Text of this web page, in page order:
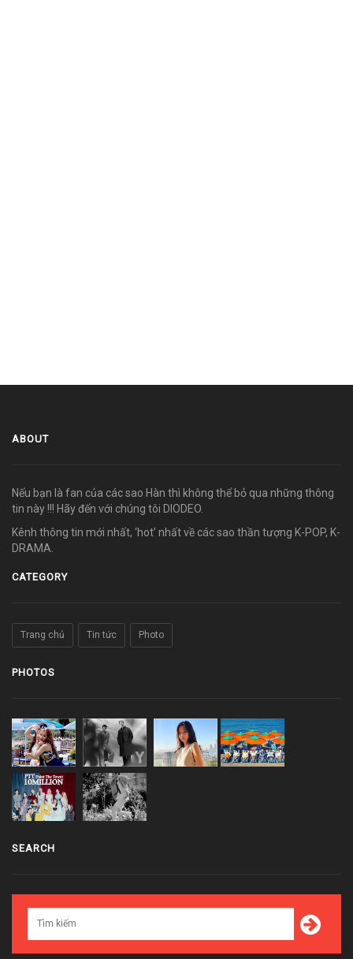
ABOUT
Nếu bạn là fan của các sao Hàn thì không thể bỏ qua những thông
tin này !!! Hãy đến với chúng tôi DIODEO.
Kênh thông tin mới nhất, ‘hot’ nhất về các sao thần tượng K-POP, K-
DRAMA.
CATEGORY
Trang chủ Tin tức Photo
PHOTOS
SEARCH